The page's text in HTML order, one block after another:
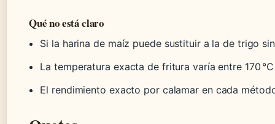
Qué no está claro
Si la harina de maíz puede sustituir a la de trigo
La temperatura exacta de fritura varía entre 170
El rendimiento exacto por calamar en cada